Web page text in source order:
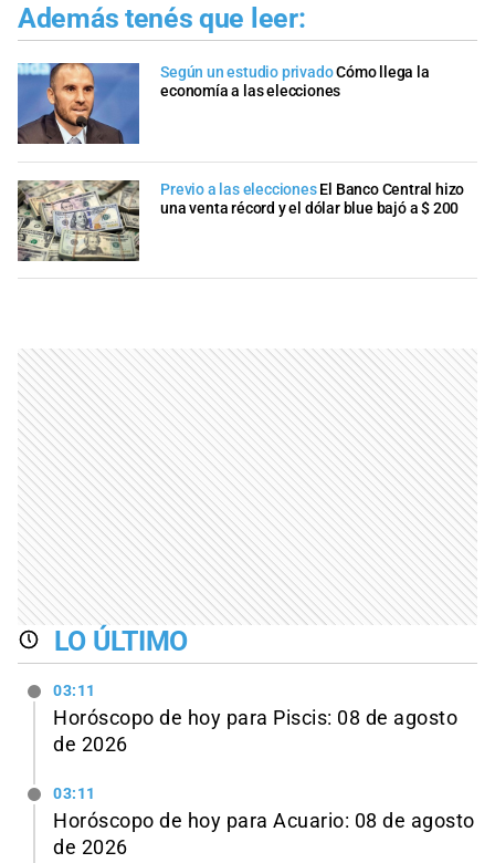
Además tenés que leer:
Según un estudio privadoCómo llega la
economía a las elecciones
Previo a las elecciones El Banco Central hizo
una venta récord y el dólar blue bajó a $ 200
LO ÚLTIMO
03:11
Horóscopo de hoy para Piscis: 08 de agosto
de 2026
03:11
Horóscopo de hoy para Acuario: 08 de agosto
de 2026